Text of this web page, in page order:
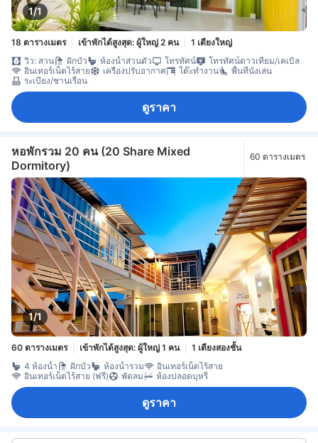
1/1
18 ตารางเมตร เข้าพักได้สูงสุด: ผู้ใหญ่ 2 คน
1 เตียงใหญ่
วิว: สวน
ฝักบัว ห้องน้ำส่วนตัว โทรทัศน์
โทรทัศน์ดาวเทียม/เคเบิล
อินเทอร์เน็ตไร้สาย
เครื่องปรับอากาศ โต๊ะทำงาน
พื้นที่นั่งเล่น
ระเบียง/ชานเรือน
ดูราคา
หอพักรวม 20 คน (20 Share Mixed
Dormitory)
60 ตารางเมตร
1/1
60 ตารางเมตร เข้าพักได้สูงสุด: ผู้ใหญ่ 1 คน
1 เตียงสองชั้น
4 ห้องน้ำ
ฝักบัว ห้องน้ำรวม
อินเทอร์เน็ตไร้สาย
อินเทอร์เน็ตไร้สาย (ฟรี)
พัดลม ห้องปลอดบุหรี่
ดูราคา